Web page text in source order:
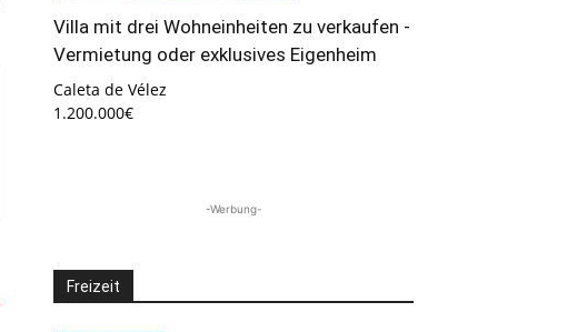
Villa mit drei Wohneinheiten zu verkaufen -
Vermietung oder exklusives Eigenheim
Caleta de Vélez
1.200.000€
-Werbung-
Freizeit